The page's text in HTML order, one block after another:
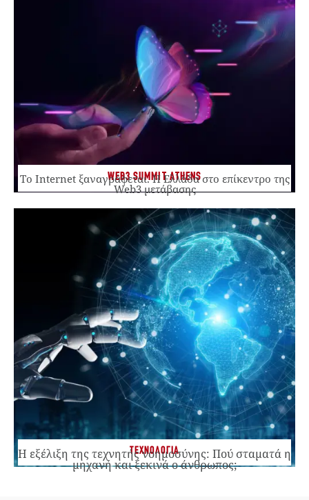
WEB3 SUMMIT ATHENS
Το Internet ξαναγράφεται. Η Ελλάδα στο επίκεντρο της
Web3 μετάβασης
ΤΕΧΝΟΛΟΓΙΑ
Η εξέλιξη της τεχνητής νοημοσύνης: Πού σταματά η
μηχανή και ξεκινά ο άνθρωπος;